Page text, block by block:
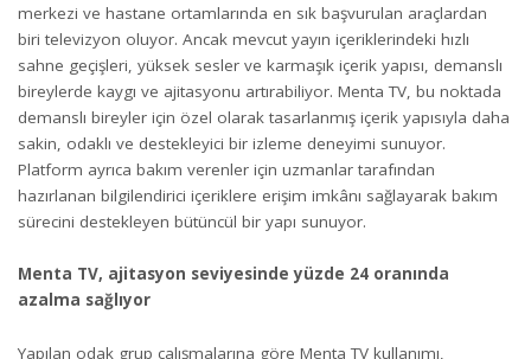
merkezi ve hastane ortamlarında en sık başvurulan araçlardan
biri televizyon oluyor. Ancak mevcut yayın içeriklerindeki hızlı
sahne geçişleri, yüksek sesler ve karmaşık içerik yapısı, demanslı
bireylerde kaygı ve ajitasyonu artırabiliyor. Menta TV, bu noktada
demanslı bireyler için özel olarak tasarlanmış içerik yapısıyla daha
sakin, odaklı ve destekleyici bir izleme deneyimi sunuyor.
Platform ayrıca bakım verenler için uzmanlar tarafından
hazırlanan bilgilendirici içeriklere erişim imkânı sağlayarak bakım
sürecini destekleyen bütüncül bir yapı sunuyor.
Menta TV, ajitasyon seviyesinde yüzde 24 oranında
azalma sağlıyor
Yapılan odak grup çalışmalarına göre Menta TV kullanımı,